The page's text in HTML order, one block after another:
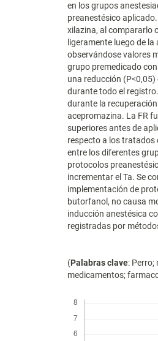
en los grupos
preanestésico
xilazina, al compararlo
ligeramente luego de
observándose valores
grupo premedicado
una reducción
durante todo el
durante la
acepromazina. La FR
superiores antes de
respecto a los tratados
entre los diferentes
protocolos
incrementar el Ta. Se
implementación de
butorfanol, no causa
inducción anestésica
registradas por
(Palabras clave:
medicamentos;